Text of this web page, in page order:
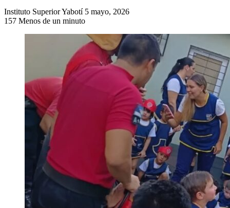
Instituto Superior Yabotí Send
an
5 mayo, 2026
157 Menos de un minuto